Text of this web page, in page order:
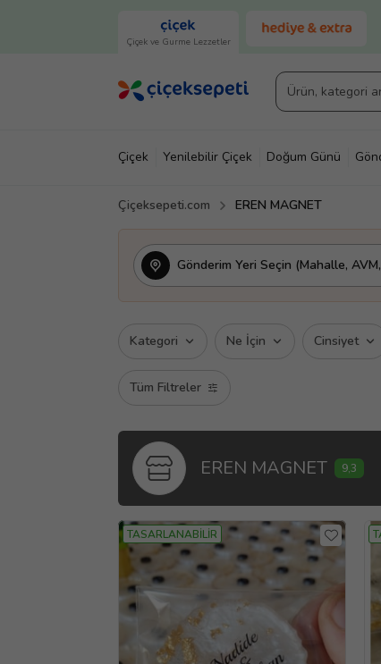
Çiçek ve Gurme Lezzetler
Çiçek Yenilebilir Çiçek Doğum Günü
Çiçeksepeti.com EREN MAGNET
Gönderim Yeri Seçin (Mahalle,
Kategori Ne İçin Cinsiyet
Tüm Filtreler
EREN MAGNET 9,3
TASARLANABİLİR